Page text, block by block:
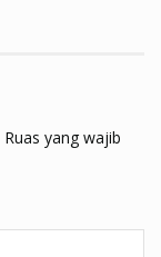
Ruas yang wajib